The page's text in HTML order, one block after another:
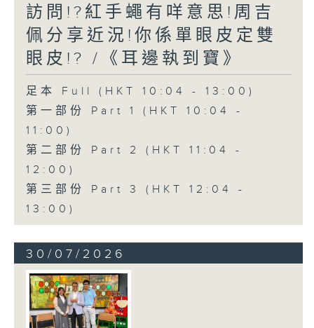
訪問!?紅手蠅有咩意思!周吉
佩分享近況!你係單眼皮定雙
眼皮!? /《耳邊執到寶》
足本 Full (HKT 10:04 - 13:00)
第一部份 Part 1 (HKT 10:04 -
11:00)
第二部份 Part 2 (HKT 11:04 -
12:00)
第三部份 Part 3 (HKT 12:04 -
13:00)
30/07/2026